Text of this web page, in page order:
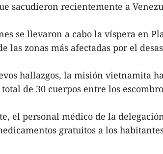
sacudieron recientemente a
se llevaron a cabo la víspera en
las zonas más afectadas por el
hallazgos, la misión vietnamita
de 30 cuerpos entre los
el personal médico de la
gratuitos a los